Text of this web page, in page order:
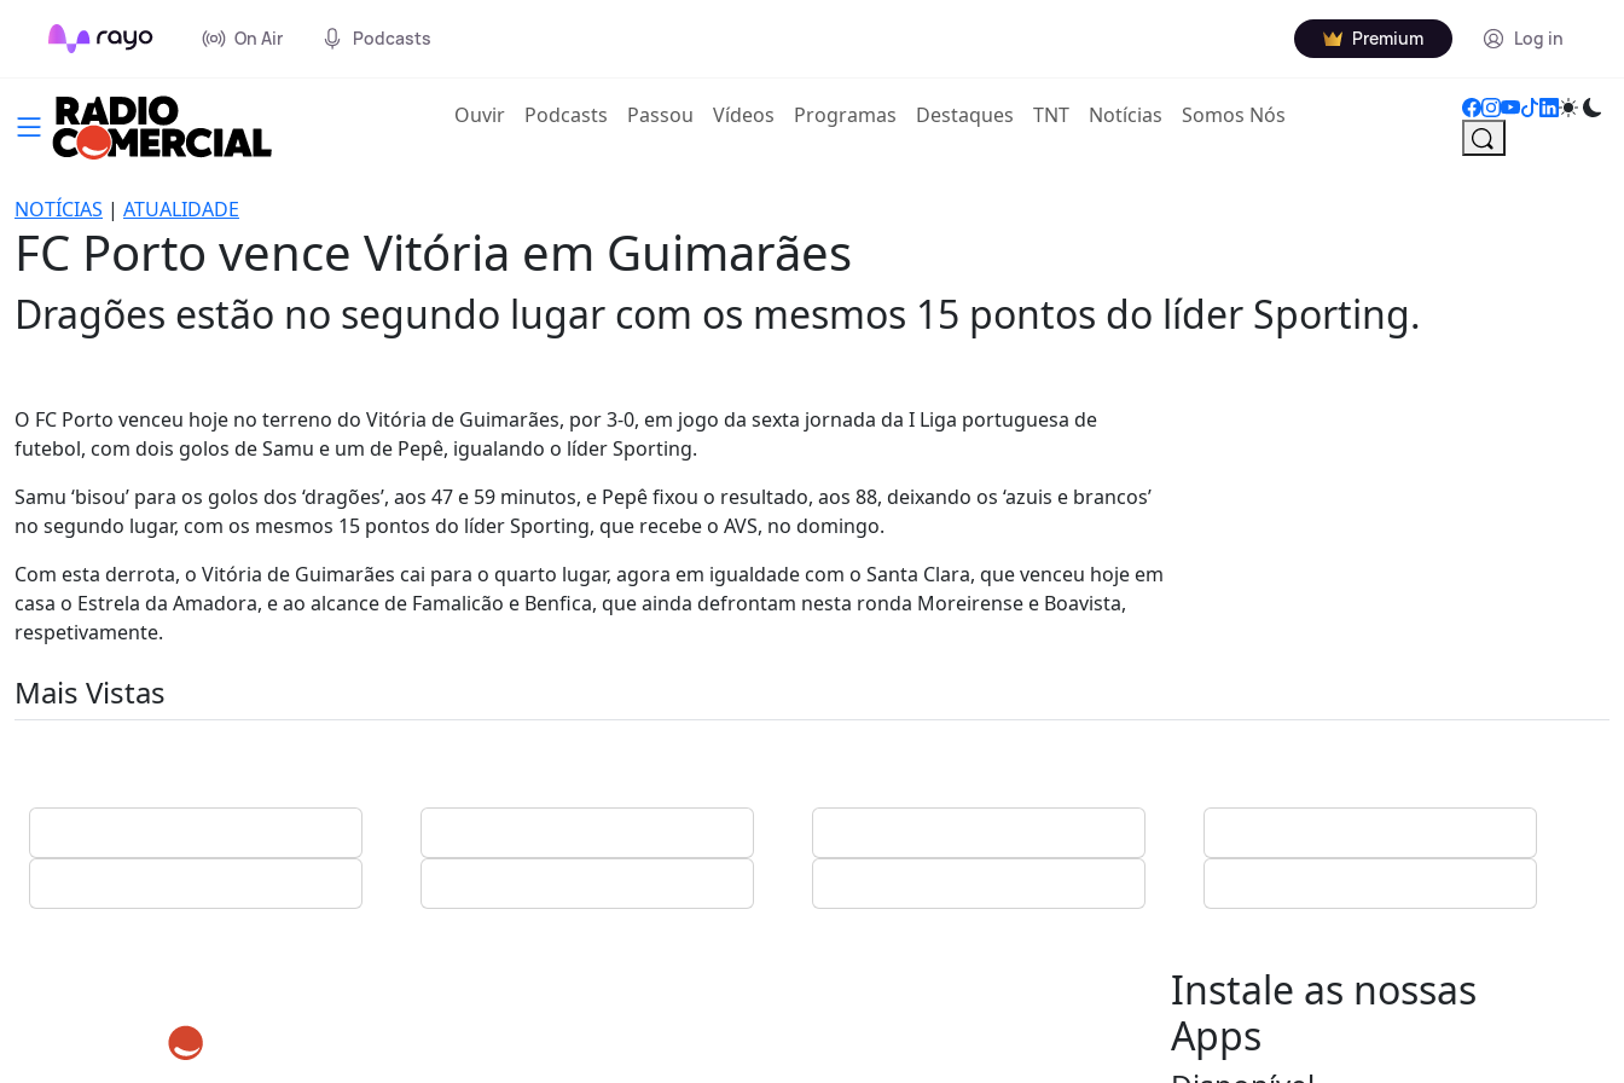
On Air Podcasts Premium Log in
Ouvir(current)
Podcasts Passou Vídeos Programas Destaques TNT Notícias Somos Nós
NOTÍCIAS | ATUALIDADE
FC Porto vence Vitória em Guimarães
Dragões estão no segundo lugar com os mesmos 15 pontos do líder Sporting.
O FC Porto venceu hoje no terreno do Vitória de Guimarães, por 3-0, em jogo da sexta jornada da I Liga portuguesa de
futebol, com dois golos de Samu e um de Pepê, igualando o líder Sporting.
Samu ‘bisou’ para os golos dos ‘dragões’, aos 47 e 59 minutos, e Pepê fixou o resultado, aos 88, deixando os ‘azuis e brancos’
no segundo lugar, com os mesmos 15 pontos do líder Sporting, que recebe o AVS, no domingo.
Com esta derrota, o Vitória de Guimarães cai para o quarto lugar, agora em igualdade com o Santa Clara, que venceu hoje em
casa o Estrela da Amadora, e ao alcance de Famalicão e Benfica, que ainda defrontam nesta ronda Moreirense e Boavista,
respetivamente.
Mais Vistas
Instale as nossas
Apps